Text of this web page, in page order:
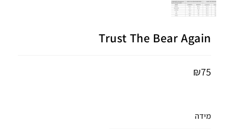
Trust The Bear Again
₪75
מידה